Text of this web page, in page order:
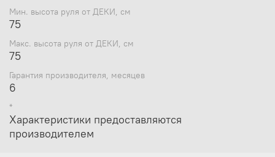
Мин. высота руля от ДЕКИ, см
75
Макс. высота руля от ДЕКИ, см
75
Гарантия производителя, месяцев
6
*
Характеристики предоставляются
производителем